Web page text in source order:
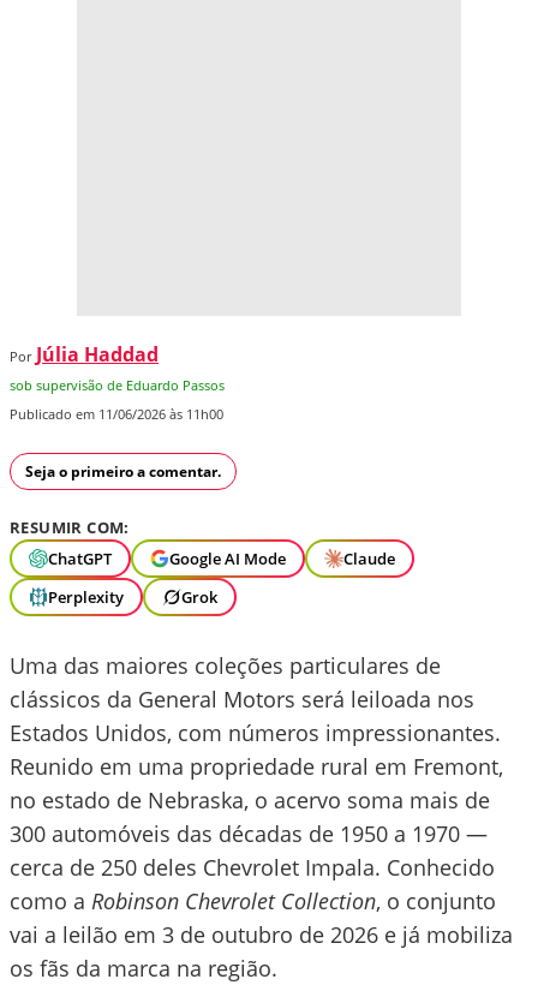
Por Júlia Haddad
sob supervisão de Eduardo Passos
Publicado em 11/06/2026 às 11h00
Seja o primeiro a comentar.
RESUMIR COM:
ChatGPT
Google AI Mode
Claude
Perplexity
Grok
Uma das maiores coleções particulares de
clássicos da General Motors será leiloada nos
Estados Unidos, com números impressionantes.
Reunido em uma propriedade rural em Fremont,
no estado de Nebraska, o acervo soma mais de
300 automóveis das décadas de 1950 a 1970 —
cerca de 250 deles Chevrolet Impala. Conhecido
como a Robinson Chevrolet Collection, o conjunto
vai a leilão em 3 de outubro de 2026 e já mobiliza
os fãs da marca na região.